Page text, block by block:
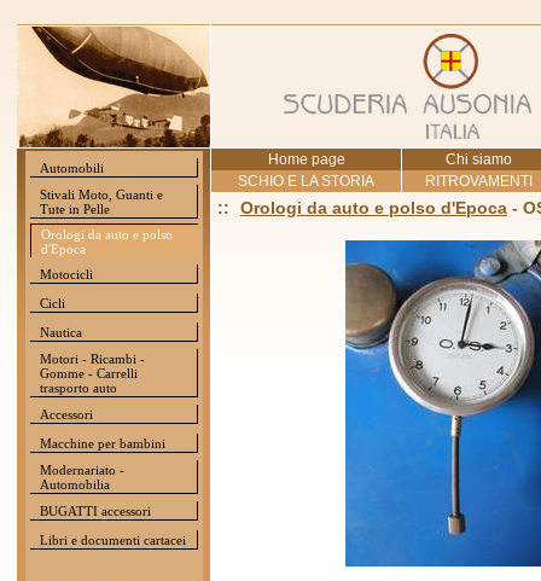
Automobili
Stivali Moto, Guanti e
Tute in Pelle
Orologi da auto e polso
d'Epoca
Motocicli
Cicli
Nautica
Motori - Ricambi -
Gomme - Carrelli
trasporto auto
Accessori
Macchine per bambini
Modernariato -
Automobilia
BUGATTI accessori
Libri e documenti cartacei
Home page
Chi siamo
SCHIO E LA STORIA
RITROVAMENTI
:: Orologi da auto e polso d'Epoca -